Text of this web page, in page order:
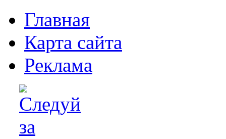
Главная
Карта сайта
Реклама